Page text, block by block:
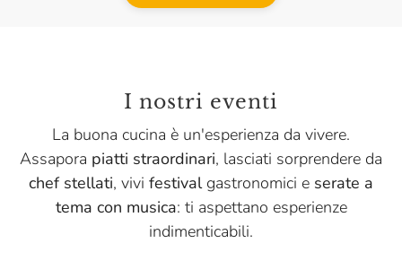
I nostri eventi
La buona cucina è un'esperienza da vivere.
Assapora piatti straordinari, lasciati sorprendere da
chef stellati, vivi festival gastronomici e serate a
tema con musica: ti aspettano esperienze
indimenticabili.